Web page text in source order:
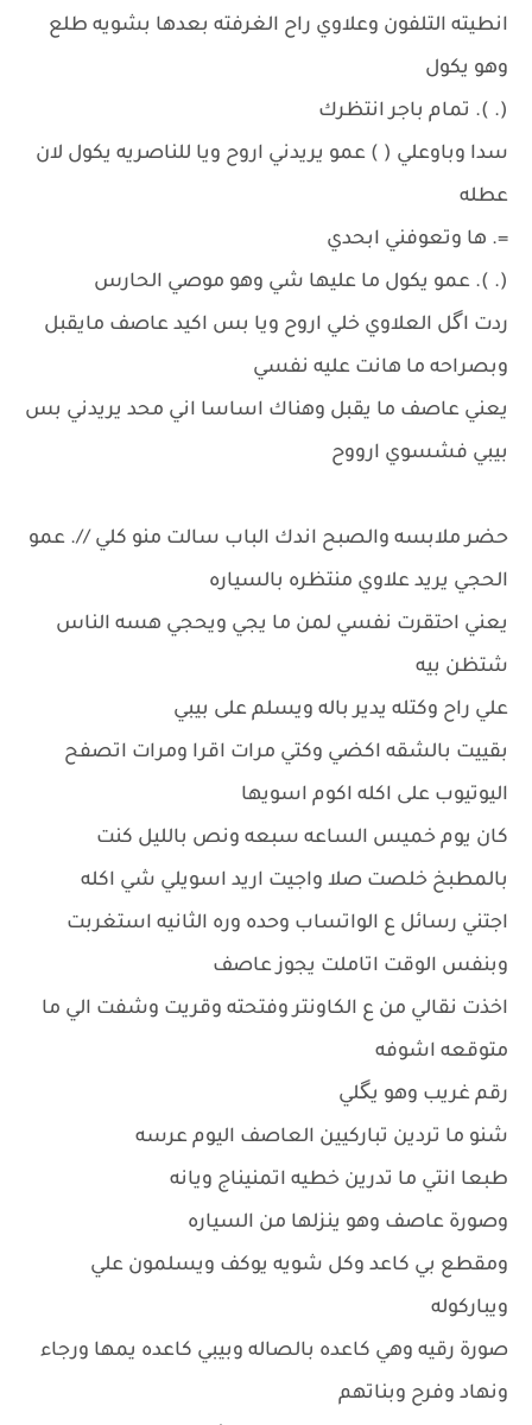
انطيته التلفون وعلاوي راح الغرفته بعدها بشويه طلع
وهو يكول
(. ). تمام باجر انتظرك
سدا وباوعلي ( ) عمو يريدني اروح ويا للناصريه يكول لان
عطله
=. ها وتعوفني ابحدي
(. ). عمو يكول ما عليها شي وهو موصي الحارس
ردت اگل العلاوي خلي اروح ويا بس اكيد عاصف مايقبل
وبصراحه ما هانت عليه نفسي
يعني عاصف ما يقبل وهناك اساسا اني محد يريدني بس
بيبي فشسوي ارووح
حضر ملابسه والصبح اندك الباب سالت منو كلي //. عمو
الحجي يريد علاوي منتظره بالسياره
يعني احتقرت نفسي لمن ما يجي ويحجي هسه الناس
شتظن بيه
علي راح وكتله يدير باله ويسلم على بيبي
بقييت بالشقه اكضي وكتي مرات اقرا ومرات اتصفح
اليوتيوب على اكله اكوم اسويها
كان يوم خميس الساعه سبعه ونص بالليل كنت
بالمطبخ خلصت صلا واجيت اريد اسويلي شي اكله
اجتني رسائل ع الواتساب وحده وره الثانيه استغربت
وبنفس الوقت اتاملت يجوز عاصف
اخذت نقالي من ع الكاونتر وفتحته وقريت وشفت الي ما
متوقعه اشوفه
رقم غريب وهو يگلي
شنو ما تردين تباركيين العاصف اليوم عرسه
طبعا انتي ما تدرين خطيه اتمنيناج ويانه
وصورة عاصف وهو ينزلها من السياره
ومقطع بي كاعد وكل شويه يوكف ويسلمون علي
ويباركوله
صورة رقيه وهي كاعده بالصاله وبيبي كاعده يمها ورجاء
ونهاد وفرح وبناتهم